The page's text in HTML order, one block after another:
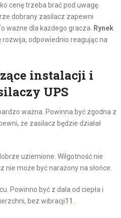
cenę trzeba brać pod uwagę.
dobrany zasilacz zapewni
ważne dla każdego gracza. Rynek
rozwija, odpowiednio reagując na
instalacji i
UPS
ważna. Powinna być zgodna z
że zasilacz będzie działał
uziemione. Wilgotność nie
nie może być narażony na słońce.
Powinno być z dala od ciepła i
bez wibracji11 .